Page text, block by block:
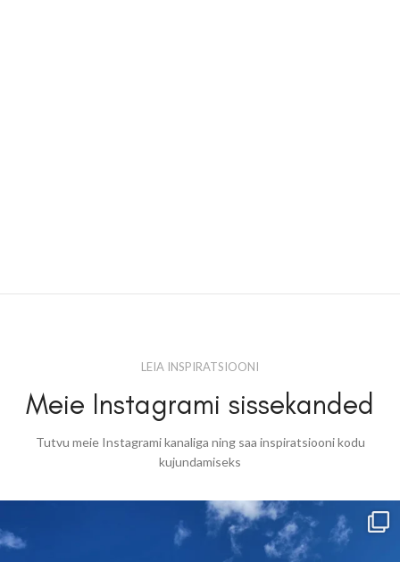
LEIA INSPIRATSIOONI
Meie Instagrami sissekanded
Tutvu meie Instagrami kanaliga ning saa inspiratsiooni kodu
kujundamiseks